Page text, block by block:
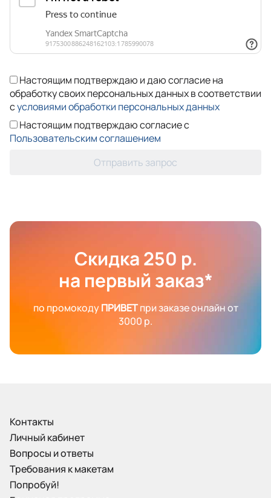
Настоящим подтверждаю и даю согласие на
обработку своих персональных данных в соответствии
сусловиями обработки персональных данных
Настоящим подтверждаю согласие с
Пользовательским соглашением
Отправить запрос
Скидка 250 р.
на первый заказ*
по промокодуПРИВЕТпри заказе онлайн от
3000 р.
Контакты
Личный кабинет
Вопросы и ответы
Требования к макетам
Попробуй!